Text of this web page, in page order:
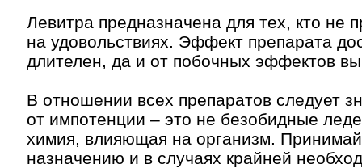
Левитра предназначена для тех, кто не
на удовольствиях. Эффект препарата
длителен, да и от побочных эффектов
В отношении всех препаратов следует
от импотенции – это не безобидные
химия, влияющая на организм.
назначению и в случаях крайней